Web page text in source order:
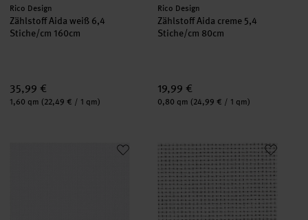
Hersteller:
Rico Design
Zählstoff Aida weiß 6,4
Stiche/cm 160cm
35,99 €
Inhalt:
1,60 qm (22,49 € / 1 qm)
Hersteller:
Rico Design
Zählstoff Aida creme 5,4
Stiche/cm 80cm
19,99 €
Inhalt:
0,80 qm (24,99 € / 1 qm)
Zählstoff Aida weiß 7,2 Stiche/cm 160cmZählstoff Aida weiß 3,2 Stiche/